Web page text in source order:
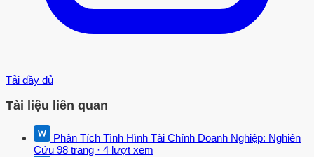
Tải đầy đủ
Tài liệu liên quan
Phân Tích Tình Hình Tài Chính Doanh Nghiệp: Nghiên
Cứu 98 trang · 4 lượt xem